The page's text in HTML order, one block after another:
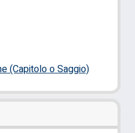
(Capitolo o Saggio)